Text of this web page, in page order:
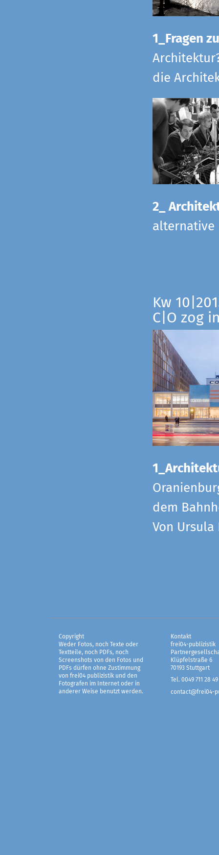
1_Fragen
die
2_
alternative
Kw
C|O zog
dem
Von Ursula
Copyright
Weder Fotos, noch Texte oder
Textteile, noch PDFs, noch
Screenshots von den Fotos und
PDFs dürfen ohne Zustimmung
von frei04 publizistik und den
Fotografen im Internet oder in
anderer Weise benutzt werden.
Kontakt
frei04-publizistik
Klüpfelstraße 6
70193 Stuttgart
Tel. 0049 711 28 49
contact@frei04-